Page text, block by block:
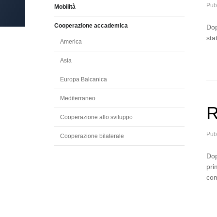
Mobilità
Cooperazione accademica
America
Asia
Europa Balcanica
Mediterraneo
Cooperazione allo sviluppo
Cooperazione bilaterale